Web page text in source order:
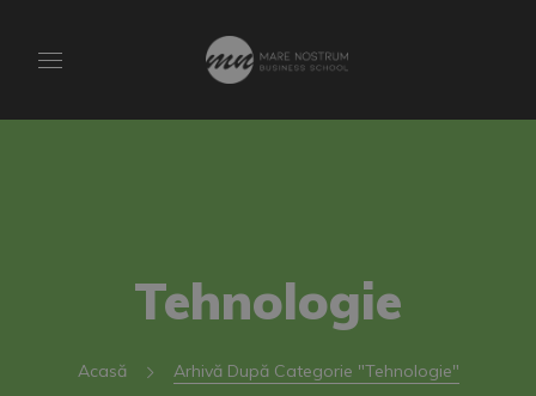
Tehnologie
Acasă Arhivă După Categorie "Tehnologie"